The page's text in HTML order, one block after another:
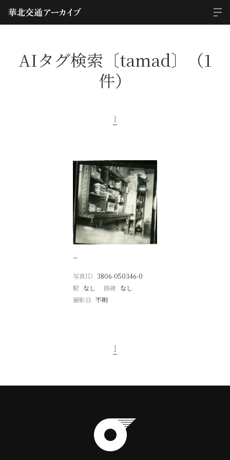
AIタグ検索〔tamad〕（1
件）
1
−
写真ID 3806-050346-0
駅 なし 路線 なし
撮影日
不明
1